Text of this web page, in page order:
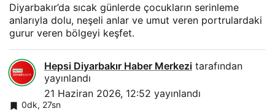
Diyarbakır’da sıcak günlerde çocukların serinleme
anlarıyla dolu, neşeli anlar ve umut veren portrulardaki
gurur veren bölgeyi keşfet.
Hepsi Diyarbakır Haber Merkezi tarafından
yayınlandı
21 Haziran 2026, 12:52 yayınlandı
0dk, 27sn